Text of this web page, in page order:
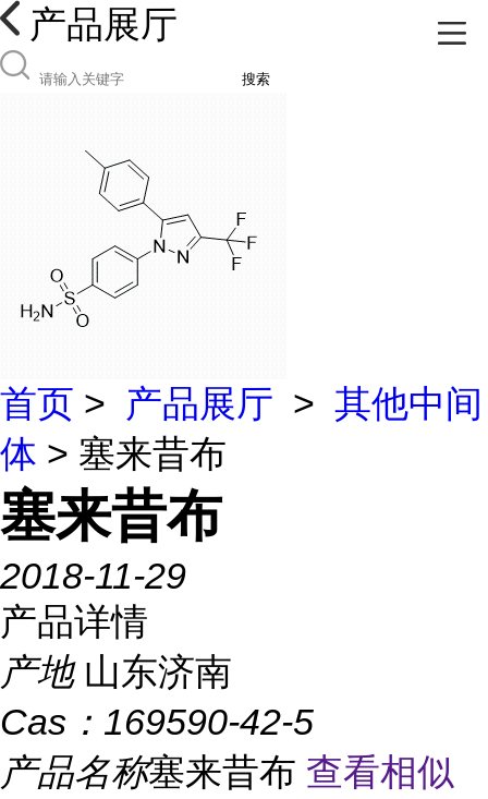
产品展厅
搜索
首页 > 产品展厅 > 其他中间
体 > 塞来昔布
塞来昔布
2018-11-29
产品详情
产地 山东济南
Cas： 169590-42-5
产品名称塞来昔布 查看相似